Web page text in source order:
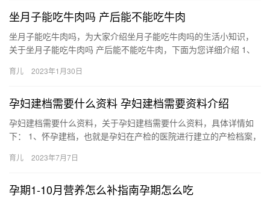
坐月子能吃牛肉吗 产后能不能吃牛肉
坐月子能吃牛肉吗，为大家介绍坐月子能吃牛肉吗的生活小知识，
关于坐月子能吃牛肉吗 产后能不能吃牛肉，下面为您详细介绍 1、
育儿 2023年1月30日
孕妇建档需要什么资料 孕妇建档需要资料介绍
孕妇建档需要什么资料，关于孕妇建档需要什么资料，具体详情如
下： 1、怀孕建档，也就是孕妇在产检的医院进行建立的产检档案，
妇…
育儿 2023年7月7日
孕期1-10月营养怎么补指南孕期怎么吃